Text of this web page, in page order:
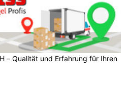
– Qualität und Erfahrung für Ihren